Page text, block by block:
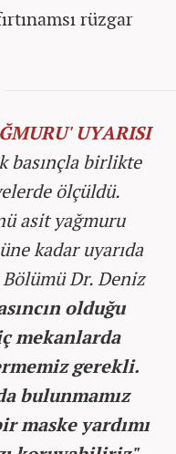
rüzgar
UYARISI
basınçla birlikte
ölçüldü.
asit yağmuru
kadar uyarıda
Dr. Deniz
olduğu
mekanlarda
gerekli.
bulunmamız
maske yardımı